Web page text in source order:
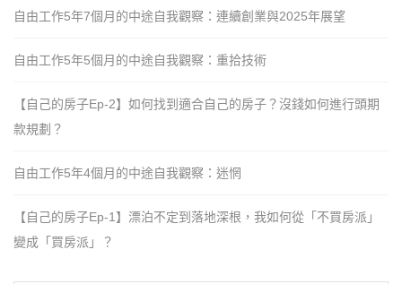
自由工作5年7個月的中途自我觀察：連續創業與2025年展望
自由工作5年5個月的中途自我觀察：重拾技術
【自己的房子Ep-2】如何找到適合自己的房子？沒錢如何進行頭期
款規劃？
自由工作5年4個月的中途自我觀察：迷惘
【自己的房子Ep-1】漂泊不定到落地深根，我如何從「不買房派」
變成「買房派」？